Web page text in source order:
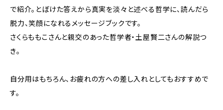
で紹介。とぼけた答えから真実を淡々と述べる哲学に、読んだら
脱力、笑顔になれるメッセージブックです。
さくらももこさんと親交のあった哲学者・土屋賢二さんの解説つ
き。
自分用はもちろん、お疲れの方への差し入れとしてもおすすめで
す。